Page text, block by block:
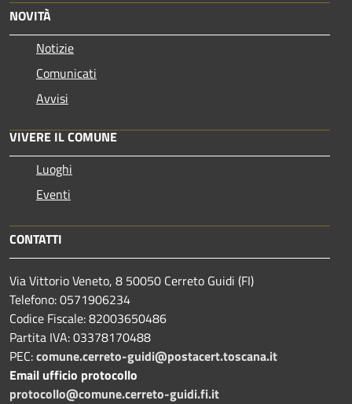
NOVITÀ
Notizie
Comunicati
Avvisi
VIVERE IL COMUNE
Luoghi
Eventi
CONTATTI
Via Vittorio Veneto, 8 50050 Cerreto Guidi (FI)
Telefono: 0571906234
Codice Fiscale: 82003650486
Partita IVA: 03378170488
PEC:comune.cerreto-guidi@postacert.toscana.it
Email ufficio protocollo
protocollo@comune.cerreto-guidi.fi.it